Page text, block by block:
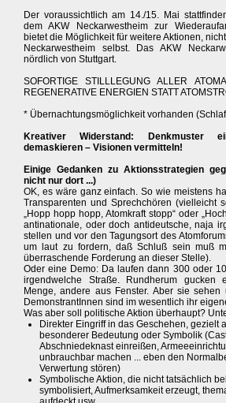
Der voraussichtlich am 14./15. Mai
dem AKW Neckarwestheim zur
bietet die Möglichkeit für weitere Aktionen,
Neckarwestheim selbst. Das AKW
nördlich von Stuttgart.
SOFORTIGE STILLLEGUNG ALLER
REGENERATIVE ENERGIEN STATT
* Übernachtungsmöglichkeit vorhanden
Kreativer Widerstand: Denkmuster
demaskieren – Visionen vermitteln!
Einige Gedanken zu Aktionsstrategien
nicht nur dort ...)
OK, es wäre ganz einfach. So wie meistens
Transparenten und Sprechchören (vielleicht
„Hopp hopp hopp, Atomkraft stopp“ oder
antinationale, oder doch antideutsche, naja
stellen und vor den Tagungsort des
um laut zu fordern, daß Schluß sein muß
überraschende Forderung an dieser Stelle).
Oder eine Demo: Da laufen dann 300 oder
irgendwelche Straße. Rundherum gucken
Menge, andere aus Fenster. Aber sie
DemonstrantInnen sind im wesentlich ihr
Was aber soll politische Aktion überhaupt?
Direkter Eingriff in das Geschehen, gezielt
besonderer Bedeutung oder Symbolik
Abschniedeknast einreißen,
unbrauchbar machen ... eben den
Verwertung stören)
Symbolische Aktion, die nicht tatsächlich
symbolisiert, Aufmerksamkeit erzeugt,